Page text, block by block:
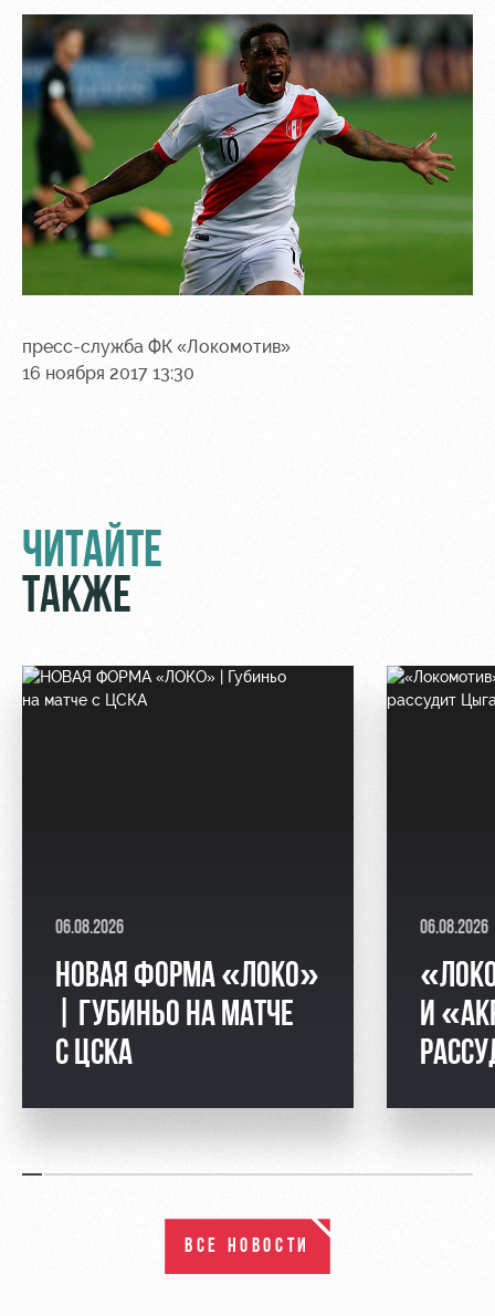
пресс-служба ФК «Локомотив»
16 ноября 2017 13:30
ЧИТАЙТЕ
ТАКЖЕ
06.08.2026
НОВАЯ ФОРМА «ЛОКО»
| ГУБИНЬО НА МАТЧЕ
С ЦСКА
06.08.2026
И
ВСЕ НОВОСТИ